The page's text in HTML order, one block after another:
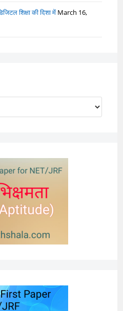
शिक्षा की दिशा में March 16,